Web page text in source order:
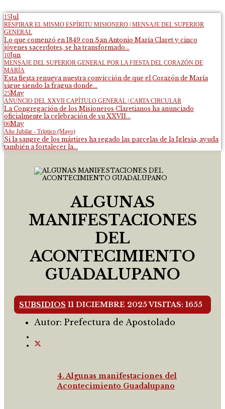
15Jul
RESPIRAR EL MISMO ESPÍRITU MISIONERO | MENSAJE DEL SUPERIOR
GENERAL
Lo que comenzó en 1849 con San Antonio María Claret y cinco
jóvenes sacerdotes, se ha transformado...
10Jun
MENSAJE DEL SUPERIOR GENERAL POR LA FIESTA DEL CORAZÓN DE
MARÍA
Esta fiesta renueva nuestra convicción de que el Corazón de María
sigue siendo la fragua donde...
25May
ANUNCIO DEL XXVII CAPÍTULO GENERAL | CARTA CIRCULAR
La Congregación de los Misioneros Claretianos ha anunciado
oficialmente la celebración de su XXVII...
06May
Año Jubilar - Tríptico (Mayo)
Si la sangre de los mártires ha regado las parcelas de la Iglesia, ayuda
también a fortalecer la...
ALGUNAS
MANIFESTACIONES
DEL
ACONTECIMIENTO
GUADALUPANO
SUBSIDIOS 11 DICIEMBRE 2025VISITAS: 1655
Autor: Prefectura de Apostolado
4. Algunas manifestaciones del
Acontecimiento Guadalupano